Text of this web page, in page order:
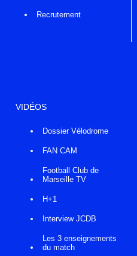
Recrutement
VIDÉOS
Dossier Vélodrome
FAN CAM
Football Club de
Marseille TV
H+1
Interview JCDB
Les 3 enseignements
du match